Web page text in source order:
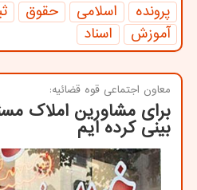
پرونده اسلامی حقوق
آموزش
اسناد
معاون اجتماعی قوه قضائیه:
برای مشاورین املاک
بینی کرده ایم